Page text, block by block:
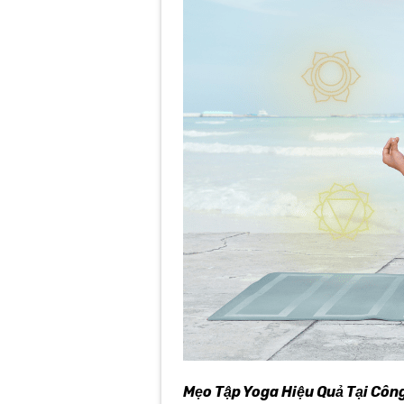
Mẹo Tập Yoga Hiệu Quả Tại